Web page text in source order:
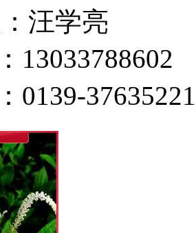
汪学亮
13033788602
0139-37635221